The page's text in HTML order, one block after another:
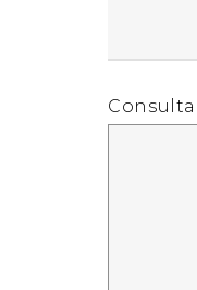
Consulta